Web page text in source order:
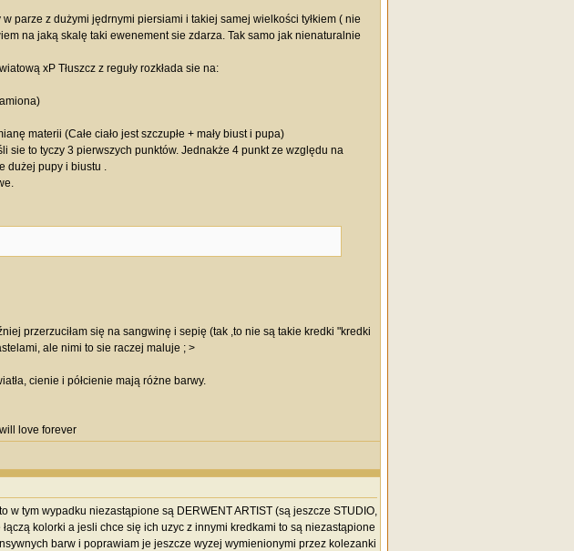
parze z dużymi jędrnymi piersiami i takiej samej wielkości tyłkiem ( nie
na jaką skalę taki ewenement sie zdarza. Tak samo jak nienaturalnie
xP Tłuszcz z reguły rozkłada sie na:
materii (Całe ciało jest szczupłe + mały biust i pupa)
sie to tyczy 3 pierwszych punktów. Jednakże 4 punkt ze względu na
dużej pupy i biustu .
przerzuciłam się na sangwinę i sepię (tak ,to nie są takie kredki "kredki
ale nimi to sie raczej maluje ; >
cienie i półcienie mają różne barwy.
love forever
tym wypadku niezastąpione są DERWENT ARTIST (są jeszcze STUDIO,
kolorki a jesli chce się ich uzyc z innymi kredkami to są niezastąpione
barw i poprawiam je jeszcze wyzej wymienionymi przez kolezanki